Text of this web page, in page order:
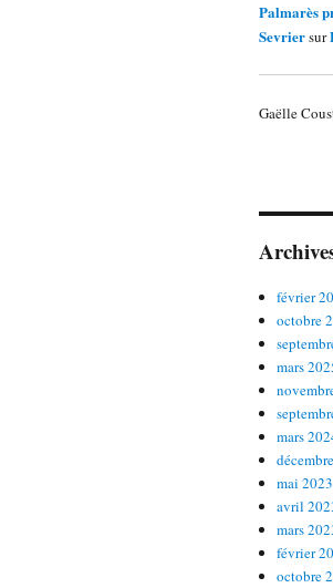
Palmarès
Sevriersur
Gaëlle
février
octobre
mars
mars
mai 2023
avril
mars
février
octobre